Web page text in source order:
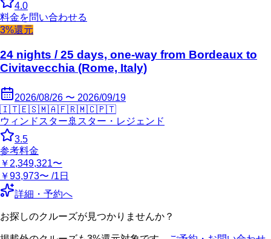
4.0
料金を問い合わせる
3%還元
24 nights / 25 days, one-way from Bordeaux to
Civitavecchia (Rome, Italy)
2026/08/26 〜 2026/09/19
🇮🇹🇪🇸🇲🇦🇫🇷🇲🇨🇵🇹
ウィンドスター 🚢 スター・レジェンド
3.5
参考料金
￥2,349,321〜
￥93,973〜 /1日
詳細・予約へ
お探しのクルーズが見つかりませんか？